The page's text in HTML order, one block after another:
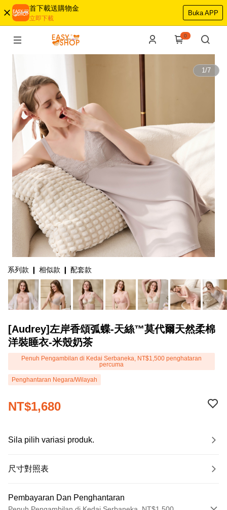
首下載送購物金
立即下載
Buka APP
0
1/7
系列款 ❙ 相似款 ❙ 配套款
[Audrey]左岸香頌弧蝶-天絲™莫代爾天然柔棉
洋裝睡衣-米殼奶茶
Penuh Pengambilan di Kedai Serbaneka, NT$1,500 penghataran
percuma
Penghantaran Negara/Wilayah
NT$1,680
Sila pilih variasi produk.
尺寸對照表
Pembayaran Dan Penghantaran